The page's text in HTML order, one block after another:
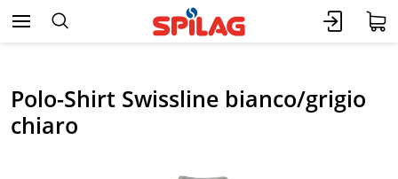
Polo-Shirt Swissline bianco/grigio
chiaro